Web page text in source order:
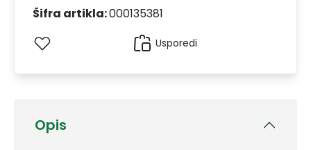
Opis
Šifra artikla:000135381
Usporedi